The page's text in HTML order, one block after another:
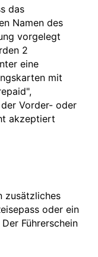
das
Namen des
vorgelegt
2
eine
mit
Vorder- oder
akzeptiert
zusätzliches
oder ein
Führerschein